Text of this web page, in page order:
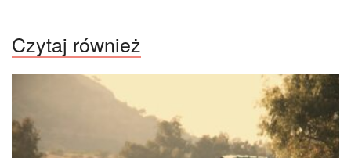
Czytaj również